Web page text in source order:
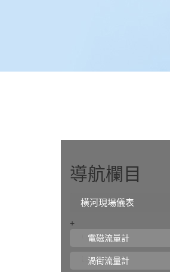
導航欄目
橫河現場儀表
+
電磁流量計
渦街流量計